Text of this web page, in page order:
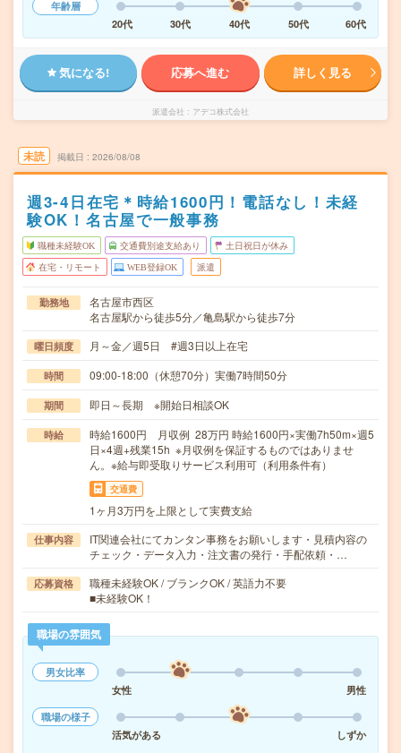
年齢層
20代
30代 40代 50代 60代
気になる! 応募へ進む 詳しく見る
派遣会社 アデコ株式会社
未読 掲載日 2026/08/08
週3-4日在宅＊時給1600円！電話なし！未経
験OK！名古屋で一般事務
職種未経験OK 交通費別途支給あり 土日祝日が休み
在宅・リモート WEB登録OK 派遣
勤務地
名古屋市西区
名古屋駅から徒歩5分／亀島駅から徒歩7分
曜日頻度 月～金／週5日 #週3日以上在宅
時間 09:00-18:00（休憩70分）実働7時間50分
期間 即日～長期 ※開始日相談OK
時給
時給1600円 月収例 28万円 時給1600円×実働7h50m×週5
日×4週+残業15h ※月収例を保証するものではありませ
ん。※給与即受取りサービス利用可（利用条件有）
交通費
1ヶ月3万円を上限として実費支給
仕事内容
IT関連会社にてカンタン事務をお願いします・見積内容の
チェック・データ入力・注文書の発行・手配依頼・…
応募資格
職種未経験OK / ブランクOK / 英語力不要
■未経験OK！
職場の雰囲気
男女比率
女性
男性
職場の様子
活気がある
しずか